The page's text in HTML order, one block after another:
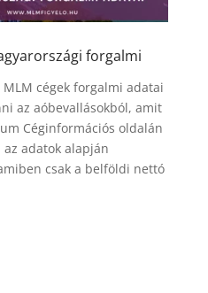
forgalmi
cégek forgalmi adatai
az aóbevallásokból, amit
Céginformációs oldalán
adatok alapján
csak a belföldi nettó